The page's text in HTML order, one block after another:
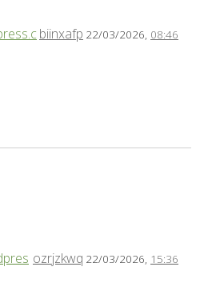
biinxafp 22/03/2026, 08:46
ozrjzkwq 22/03/2026, 15:36